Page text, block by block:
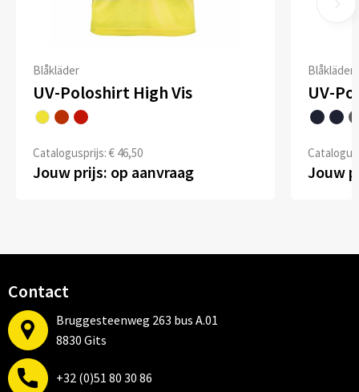
Blåkläder
UV-Poloshirt High Vis
Catalogusprijs: € 46,50
Jouw prijs: op aanvraag
Blåkläder
UV-
Jouw
Contact
Bruggesteenweg 263 bus A.01
8830 Gits
+32 (0)51 80 30 86